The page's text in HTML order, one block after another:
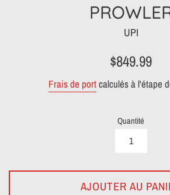
UPI
Prix
$849.99
Frais de portcalculés à l'étape
Quantité
AJOUTER AU